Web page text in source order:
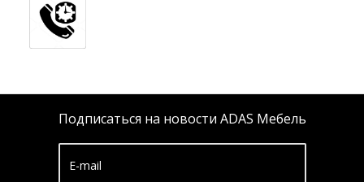
Подписаться на новости ADAS Мебель
E-mail